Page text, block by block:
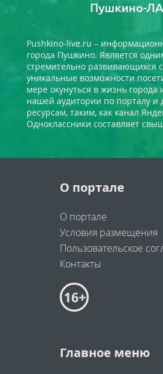
Пушкино-
Pushkino-live.ru –
города Пушкино. Является
стремительно развивающихся
уникальные возможности
мере окунуться в жизнь города
нашей аудитории по порталу и
ресурсам, таким, как канал
Одноклассники составляет
О портале
О портале
Условия размещения
Пользовательское
Контакты
Главное меню